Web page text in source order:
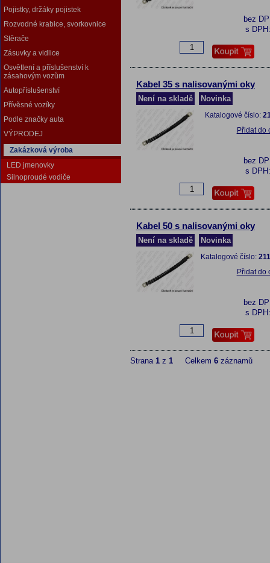
Pojistky, držáky pojistek
Rozvodné krabice, svorkovnice
Stěrače
Zásuvky a vidlice
Osvětlení a příslušenství k
zásahovým vozům
Autopříslušenství
Přívěsné vozíky
Podle značky auta
VÝPRODEJ
Zakázková výroba
LED jmenovky
Silnoproudé vodiče
bez
s
Kabel 35 s nalisovanými oky
Není na skladě Novinka
Katalogové číslo:
Přidat do
bez
s
Kabel 50 s nalisovanými oky
Není na skladě Novinka
Katalogové číslo:
Přidat do
bez
s
Strana 1z 1Celkem 6záznamů